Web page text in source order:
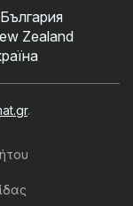
България
Zealand
.